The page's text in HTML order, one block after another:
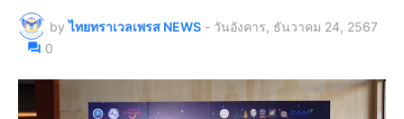
by ไทยทราเวลเพรส NEWS - วันอังคาร, ธันวาคม 24, 2567
0